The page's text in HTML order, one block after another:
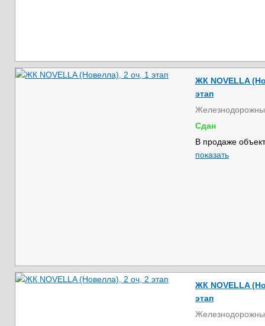
ЖК NOVELLA
этап
Сдан
В продаже
показать
ЖК NOVELLA
этап